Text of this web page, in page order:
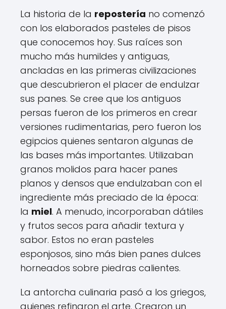
La historia de la repostería no comenzó
con los elaborados pasteles de pisos
que conocemos hoy. Sus raíces son
mucho más humildes y antiguas,
ancladas en las primeras civilizaciones
que descubrieron el placer de endulzar
sus panes. Se cree que los antiguos
persas fueron de los primeros en crear
versiones rudimentarias, pero fueron los
egipcios quienes sentaron algunas de
las bases más importantes. Utilizaban
granos molidos para hacer panes
planos y densos que endulzaban con el
ingrediente más preciado de la época:
la miel. A menudo, incorporaban dátiles
y frutos secos para añadir textura y
sabor. Estos no eran pasteles
esponjosos, sino más bien panes dulces
horneados sobre piedras calientes.
La antorcha culinaria pasó a los griegos,
quienes refinaron el arte. Crearon un